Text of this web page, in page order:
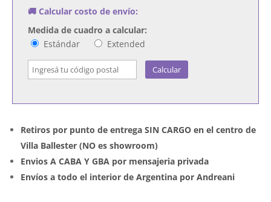
🚚 Calcular costo de envío:
Medida de cuadro a calcular:
Estándar
Extended
Calcular
Retiros por punto de entrega SIN CARGO en el centro de
Villa Ballester (NO es showroom)
Envios A CABA Y GBA por mensajeria privada
Envíos a todo el interior de Argentina por Andreani